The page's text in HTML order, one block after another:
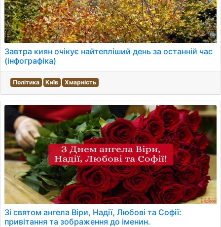
Завтра киян очікує найтепліший день за останній час
(інфографіка)
Політика Київ Хмарність
Зі святом ангела Віри, Надії, Любові та Софії:
привітання та зображення до іменин.